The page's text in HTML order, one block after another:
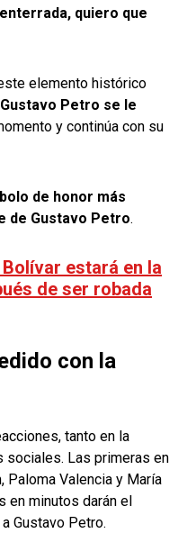
quiero que
elemento histórico
Petro se le
y continúa con su
de honor más
de Gustavo Petro.
estará en la
de ser robada
con la
tanto en la
sociales. Las primeras en
Paloma Valencia y María
en minutos darán el
Gustavo Petro.